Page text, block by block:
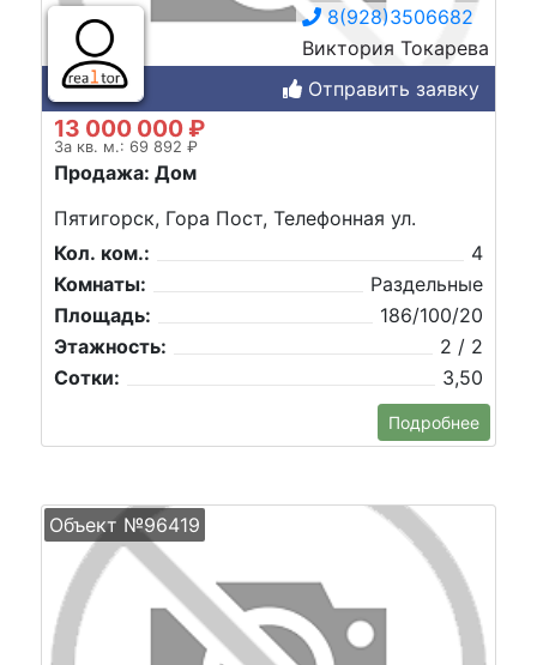
8(928)3506682
Виктория Токарева
Отправить заявку
13 000 000 ₽
За кв. м.: 69 892 ₽
Продажа: Дом
Пятигорск, Гора Пост, Телефонная ул.
Кол. ком.:
4
Комнаты:
Раздельные
Площадь:
186/100/20
Этажность:
2 / 2
Сотки:
3,50
Подробнее
Объект №96419